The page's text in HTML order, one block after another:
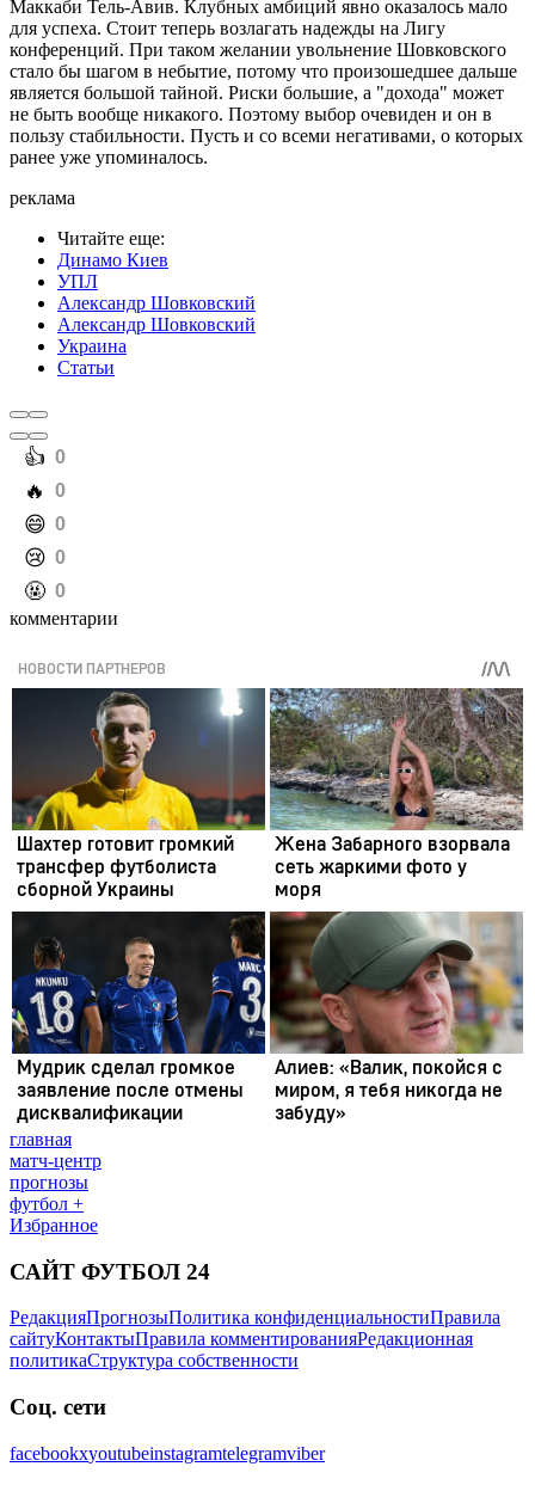
Маккаби Тель-Авив. Клубных амбиций явно оказалось мало
для успеха. Стоит теперь возлагать надежды на Лигу
конференций. При таком желании увольнение Шовковского
стало бы шагом в небытие, потому что произошедшее дальше
является большой тайной. Риски большие, а "дохода" может
не быть вообще никакого. Поэтому выбор очевиден и он в
пользу стабильности. Пусть и со всеми негативами, о которых
ранее уже упоминалось.
реклама
Читайте еще:
Динамо Киев
УПЛ
Александр Шовковский
Александр Шовковский
Украина
Статьи
️👍 0
️🔥 0
️😄 0
️😢 0
️🤬 0
комментарии
главная
матч-центр
прогнозы
футбол +
Избранное
САЙТ ФУТБОЛ 24
РедакцияПрогнозыПолитика конфиденциальностиПравила
сайтуКонтактыПравила комментированияРедакционная
политикаСтруктура собственности
Соц. сети
facebookxyoutubeinstagramtelegramviber